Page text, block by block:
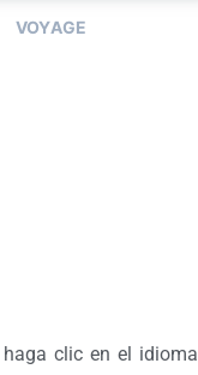
VOYAGE
haga clic en el idioma